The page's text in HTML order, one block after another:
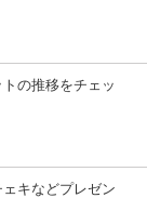
の推移をチェッ
キなどプレゼン